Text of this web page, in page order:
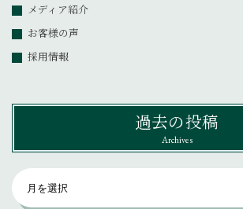
メディア紹介
お客様の声
採用情報
過去の投稿
Archives